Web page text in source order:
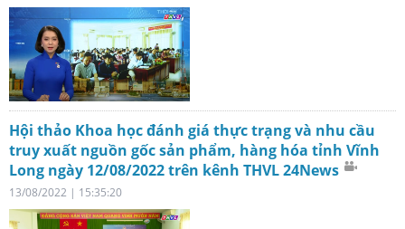
Hội thảo Khoa học đánh giá thực trạng và nhu cầu
truy xuất nguồn gốc sản phẩm, hàng hóa tỉnh Vĩnh
Long ngày 12/08/2022 trên kênh THVL 24News
13/08/2022 | 15:35:20